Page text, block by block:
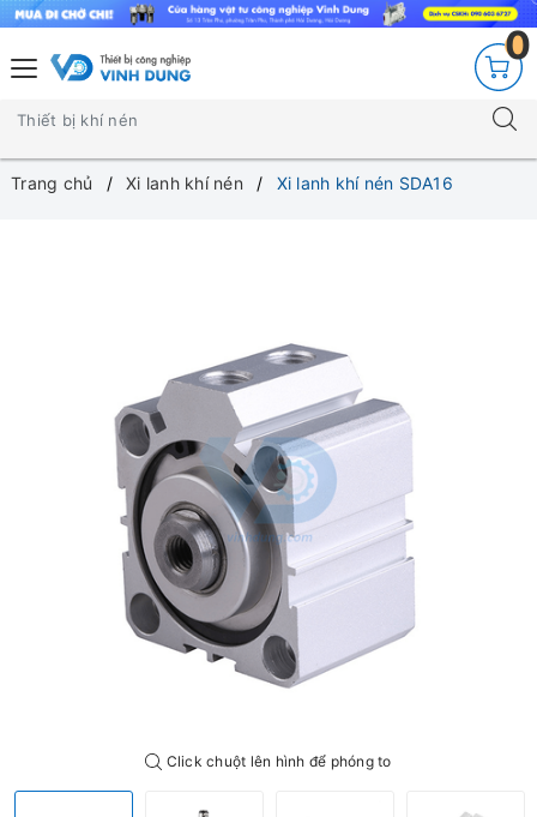
0
Trang chủ Xi lanh khí nén Xi lanh khí nén SDA16
Click chuột lên hình để phóng to